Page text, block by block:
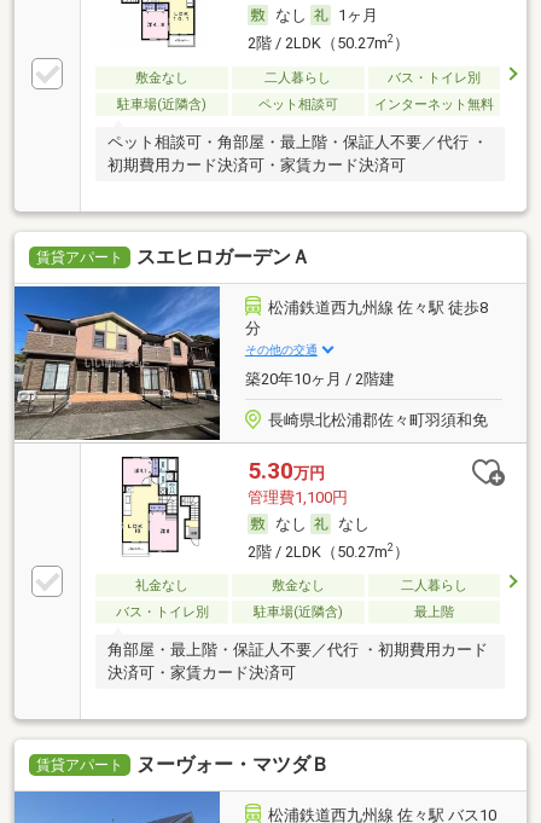
なし
1ヶ月
2階 / 2LDK（50.27m2）
敷金なし 二人暮らし
バス・トイレ別
駐車場(近隣含)
ペット相談可 インターネット無料
ペット相談可・角部屋・最上階・保証人不要／代行 ・
初期費用カード決済可・家賃カード決済可
賃貸アパート スエヒロガーデンＡ
松浦鉄道西九州線 佐々駅 徒歩8
分
その他の交通
築20年10ヶ月 / 2階建
長崎県北松浦郡佐々町羽須和免
5.30万円
管理費1,100円
なし
なし
2階 / 2LDK（50.27m2）
礼金なし 敷金なし
二人暮らし
バス・トイレ別
駐車場(近隣含) 最上階
角部屋・最上階・保証人不要／代行 ・初期費用カード
決済可・家賃カード決済可
賃貸アパート ヌーヴォー・マツダＢ
松浦鉄道西九州線 佐々駅 バス10